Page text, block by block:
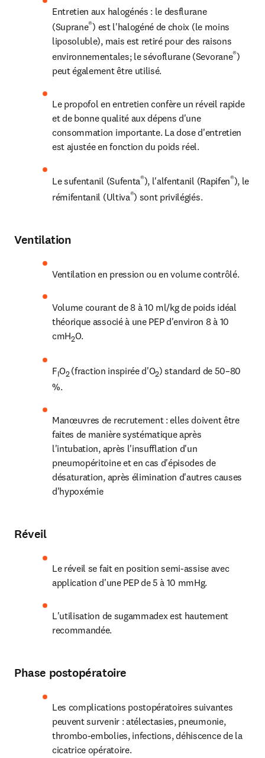
Entretien aux halogénés : le desflurane
(Suprane®) est l'halogéné de choix (le moins
liposoluble), mais est retiré pour des raisons
environnementales; le sévoflurane (Sevorane®)
peut également être utilisé.
Le propofol en entretien confère un réveil rapide
et de bonne qualité aux dépens d'une
consommation importante. La dose d'entretien
est ajustée en fonction du poids réel.
Le sufentanil (Sufenta®), l'alfentanil (Rapifen®), le
rémifentanil (Ultiva®) sont privilégiés.
Ventilation
Ventilation en pression ou en volume contrôlé.
Volume courant de 8 à 10 ml/kg de poids idéal
théorique associé à une PEP d'environ 8 à 10
cmH2O.
FIO2 (fraction inspirée d'O2) standard de 50–80
%.
Manœuvres de recrutement : elles doivent être
faites de manière systématique après
l'intubation, après l'insufflation d'un
pneumopéritoine et en cas d'épisodes de
désaturation, après élimination d'autres causes
d'hypoxémie
Réveil
Le réveil se fait en position semi-assise avec
application d'une PEP de 5 à 10 mmHg.
L'utilisation de sugammadex est hautement
recommandée.
Phase postopératoire
Les complications postopératoires suivantes
peuvent survenir : atélectasies, pneumonie,
thrombo-embolies, infections, déhiscence de la
cicatrice opératoire.